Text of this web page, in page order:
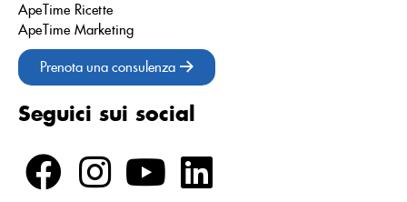
ApeTime Ricette
ApeTime Marketing
Prenota una consulenza
Seguici sui social